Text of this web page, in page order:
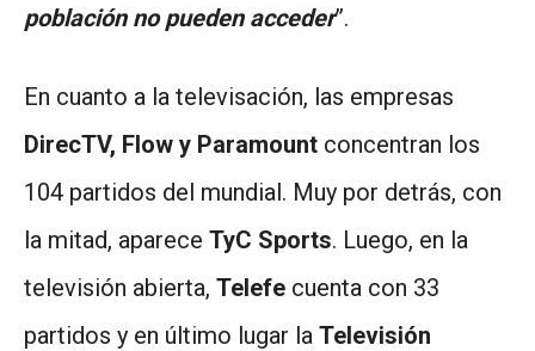
población no pueden acceder”.
En cuanto a la televisación, las empresas
DirecTV, Flow y Paramount concentran los
104 partidos del mundial. Muy por detrás, con
la mitad, aparece TyC Sports. Luego, en la
televisión abierta, Telefe cuenta con 33
partidos y en último lugar la Televisión